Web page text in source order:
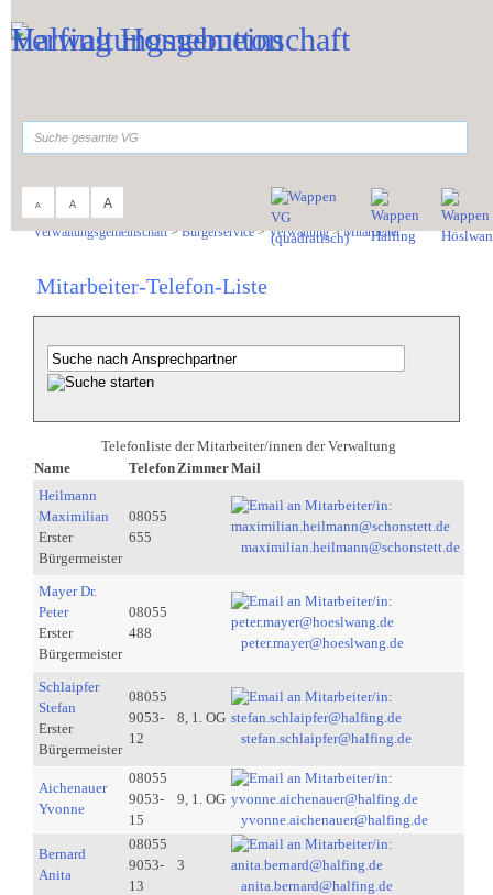
A A A
Verwaltungsgemeinschaft>Bürgerservice>Verwaltung>Mitarbeiter
Mitarbeiter-Telefon-Liste
Telefonliste der Mitarbeiter/innen der Verwaltung
Name
Telefon ZimmerMail
Heilmann
Maximilian
Erster
Bürgermeister
08055
655
maximilian.heilmann@schonstett.de
Mayer Dr.
Peter
Erster
Bürgermeister
08055
488
peter.mayer@hoeslwang.de
Schlaipfer
Stefan
Erster
Bürgermeister
08055
9053-
12
8, 1. OG
stefan.schlaipfer@halfing.de
Aichenauer
Yvonne
08055
9053-
15
9, 1. OG
yvonne.aichenauer@halfing.de
Bernard
Anita
08055
9053-
13
3
anita.bernard@halfing.de